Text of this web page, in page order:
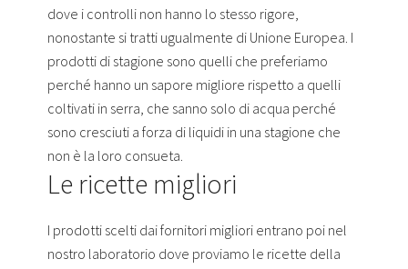
dove i controlli non hanno lo stesso rigore,
nonostante si tratti ugualmente di Unione Europea. I
prodotti di stagione sono quelli che preferiamo
perché hanno un sapore migliore rispetto a quelli
coltivati in serra, che sanno solo di acqua perché
sono cresciuti a forza di liquidi in una stagione che
non è la loro consueta.
Le ricette migliori
I prodotti scelti dai fornitori migliori entrano poi nel
nostro laboratorio dove proviamo le ricette della